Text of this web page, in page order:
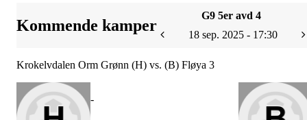
Kommende kamper
G9 5er avd 4
18 sep. 2025 - 17:30
Krokelvdalen Orm Grønn (H) vs. (B) Fløya 3
-